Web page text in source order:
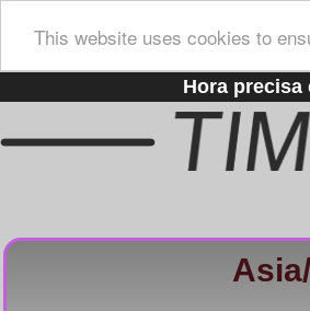
This website uses cookies to
Hora precisa